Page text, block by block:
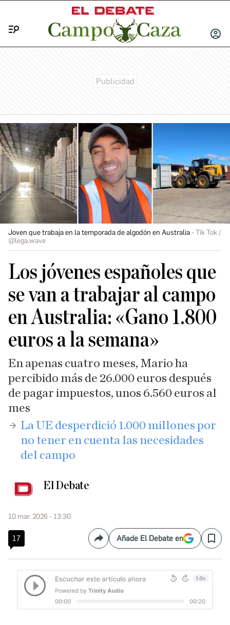
INICIAR
Joven que trabaja en la temporada de algodón en Australia
Tik Tok /
@lega.wave
Los jóvenes españoles que
se van a trabajar al campo
en Australia: «Gano 1.800
euros a la semana»
En apenas cuatro meses, Mario ha
percibido más de 26.000 euros después
de pagar impuestos, unos 6.560 euros al
mes
La UE desperdició 1.000 millones por
no tener en cuenta las necesidades
del campo
El Debate
10 mar. 2026 - 13:30
17 CompartirAñade El Debate en Save